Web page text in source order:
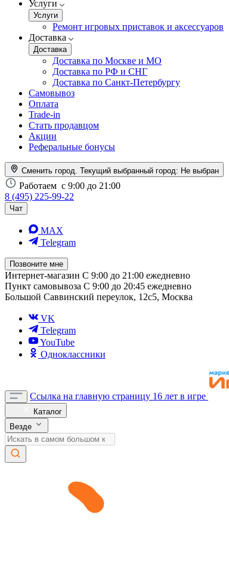
Услуги
Услуги
Ремонт игровых приставок и аксессуаров
Доставка
Доставка
Доставка по Москве и МО
Доставка по РФ и СНГ
Доставка по Санкт-Петербургу
Самовывоз
Оплата
Trade-in
Стать продавцом
Акции
Реферальные бонусы
Сменить город. Текущий выбранный город: Не выбран
Работаем с 9:00 до 21:00
8 (495) 225-99-22
Чат
MAX
Telegram
Позвоните мне
Интернет-магазин С 9:00 до 21:00 ежедневно
Пункт самовывоза С 9:00 до 20:45 ежедневно
Большой Саввинский переулок, 12с5, Москва
VK
Telegram
YouTube
Одноклассники
Ссылка на главную страницу 16 лет в игре
Каталог
Везде